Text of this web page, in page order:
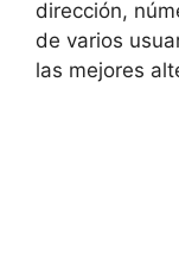
dirección,
de varios
las mejores